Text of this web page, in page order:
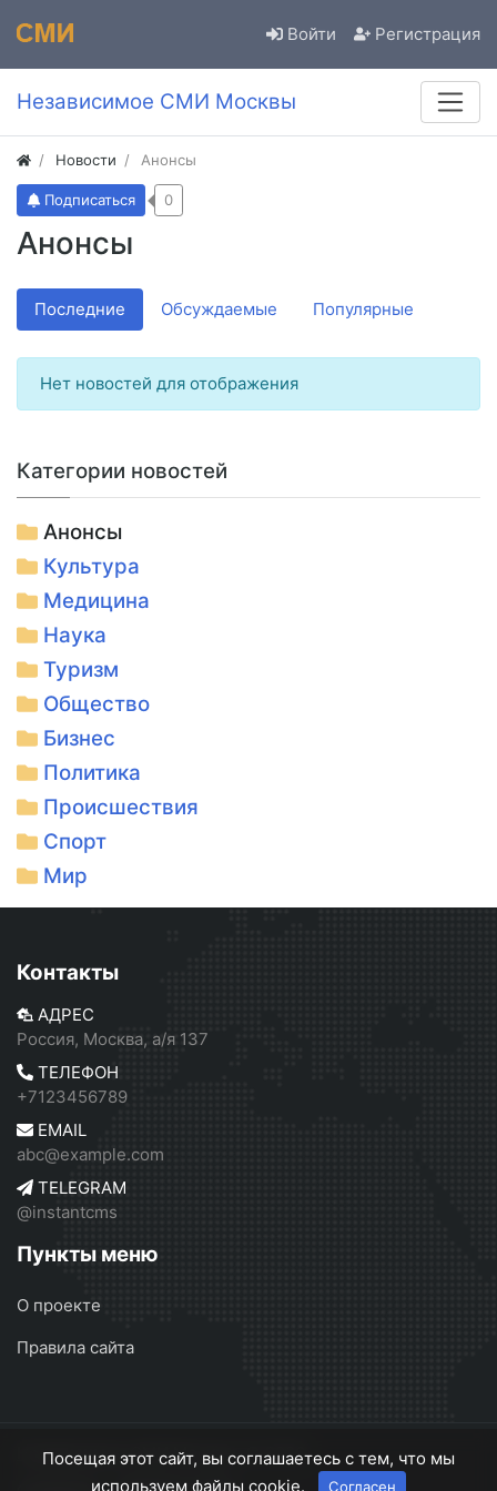
Войти Регистрация
Независимое СМИ Москвы
Новости Анонсы
Анонсы
Подписаться 0
Последние Обсуждаемые Популярные
Нет новостей для отображения
Категории новостей
Анонсы
Культура
Медицина
Наука
Туризм
Общество
Бизнес
Политика
Происшествия
Спорт
Мир
Контакты
АДРЕС
Россия, Москва, а/я 137
ТЕЛЕФОН
+7123456789
EMAIL
abc@example.com
TELEGRAM
@instantcms
Пункты меню
О проекте
Правила сайта
Независимое СМИ Москвы © 2026
Посещая этот сайт, вы соглашаетесь с тем, что мы
используем файлы cookie.
Согласен